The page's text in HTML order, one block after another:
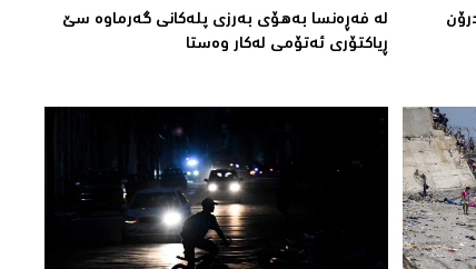
لە فەڕەنسا بەهۆی بەرزی پلەکانی گەرماوە سێ
ڕیاکتۆری ئەتۆمی له‌كار وه‌ستا